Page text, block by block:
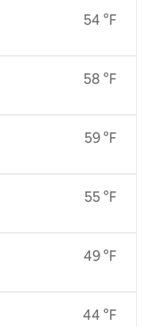
54 °F
58 °F
59 °F
55 °F
49 °F
44 °F